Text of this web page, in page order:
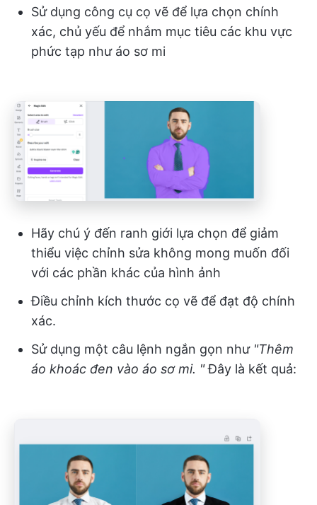
Sử dụng công cụ cọ vẽ để lựa chọn chính
xác, chủ yếu để nhắm mục tiêu các khu vực
phức tạp như áo sơ mi
Hãy chú ý đến ranh giới lựa chọn để giảm
thiểu việc chỉnh sửa không mong muốn đối
với các phần khác của hình ảnh
Điều chỉnh kích thước cọ vẽ để đạt độ chính
xác.
Sử dụng một câu lệnh ngắn gọn như "Thêm
áo khoác đen vào áo sơ mi. "Đây là kết quả: